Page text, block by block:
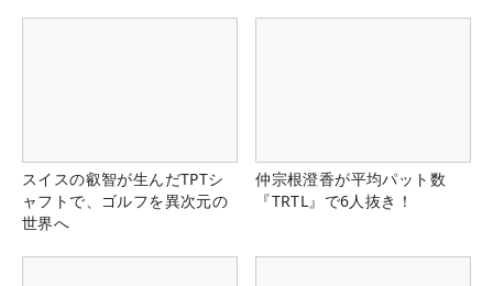
スイスの叡智が生んだTPTシ
ャフトで、ゴルフを異次元の
世界へ
仲宗根澄香が平均パット数
『TRTL』で6人抜き！